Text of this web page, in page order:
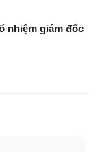
nhiệm giám đốc